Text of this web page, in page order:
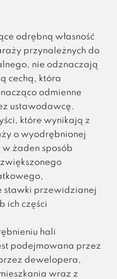
odrębną własność
przynależnych do
nie odznaczają
cechą, która
odmienne
ustawodawcę.
które wynikają z
o wyodrębnionej
w żaden sposób
stawki przewidzianej
ich części
hali
podejmowana przez
dewelopera,
wraz z